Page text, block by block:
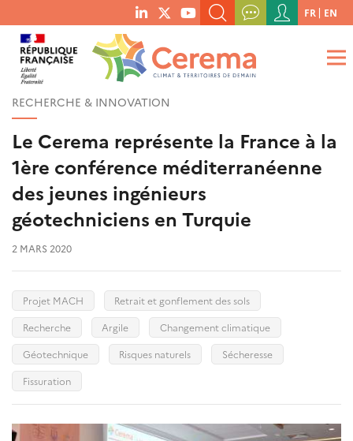
menu
social
links
RECHERCHER UN MOT-CLÉ, UNE PUBLICATION, ETC.
QUE RECHERCHEZ-VOUS ?
Menu
du
compte
de
FR EN
RECHERCHE & INNOVATION
Le Cerema représente la France à la
1ère conférence méditerranéenne
des jeunes ingénieurs
géotechniciens en Turquie
2 MARS 2020
Projet MACH
Retrait et gonflement des sols
Recherche
Argile
Changement climatique
Géotechnique
Risques naturels
Sécheresse
Fissuration